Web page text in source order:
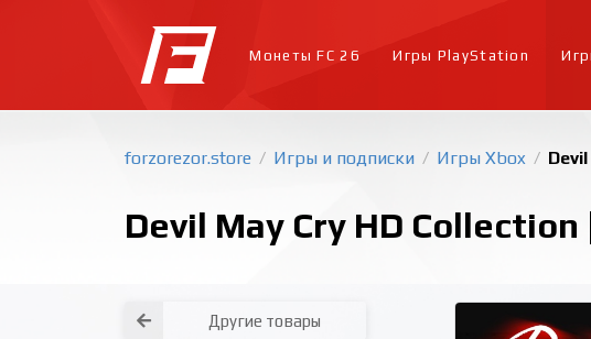
Монеты FC 26 Игры PlayStation
forzorezor.store / Игры и подписки / Игры Xbox /
Devil May Cry HD
Другие товары